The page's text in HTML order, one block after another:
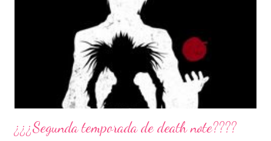
¿¿¿Segunda temporada de death note????